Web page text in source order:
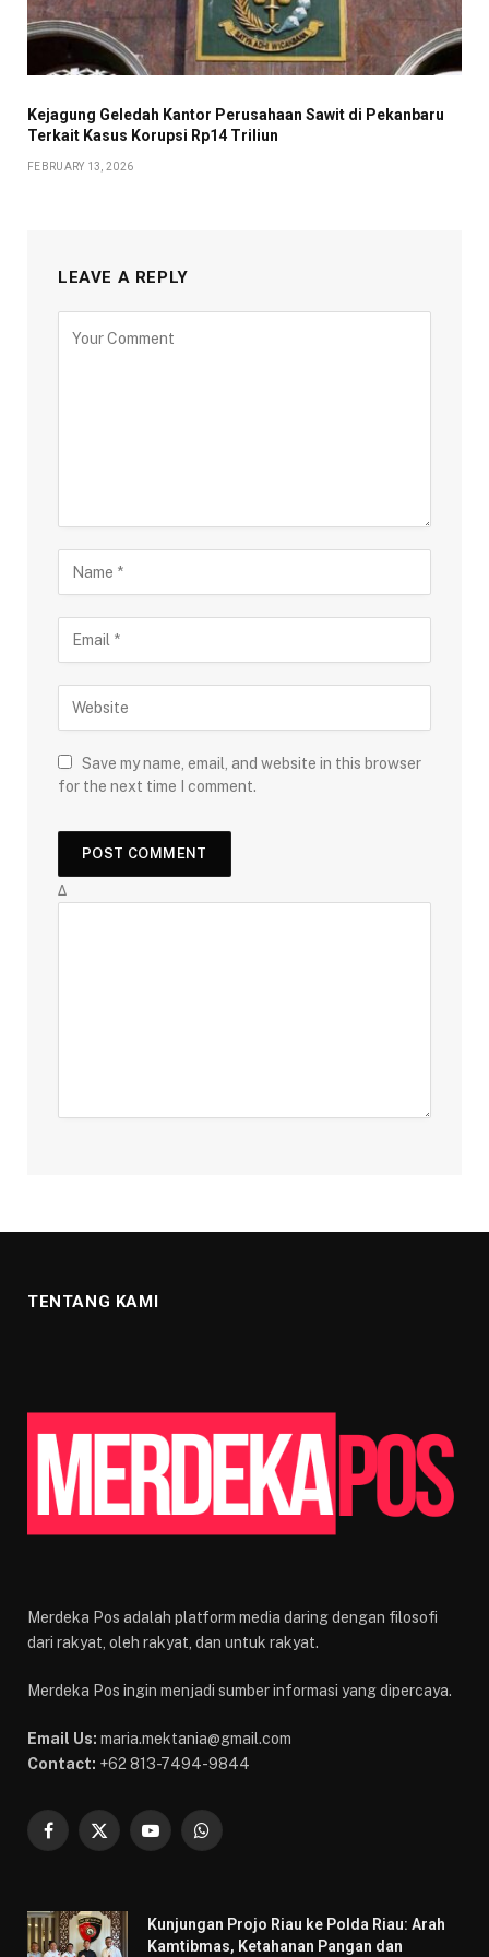
Kejagung Geledah Kantor Perusahaan Sawit di Pekanbaru
Terkait Kasus Korupsi Rp14 Triliun
FEBRUARY 13, 2026
LEAVE A REPLY
Save my name, email, and website in this browser
for the next time I comment.
Δ
TENTANG KAMI
Merdeka Pos adalah platform media daring dengan filosofi
dari rakyat, oleh rakyat, dan untuk rakyat.
Merdeka Pos ingin menjadi sumber informasi yang dipercaya.
Email Us: maria.mektania@gmail.com
Contact: +62 813-7494-9844
Facebook
X
YouTubeWhatsApp
Kunjungan Projo Riau ke Polda Riau: Arah
Kamtibmas, Ketahanan Pangan dan